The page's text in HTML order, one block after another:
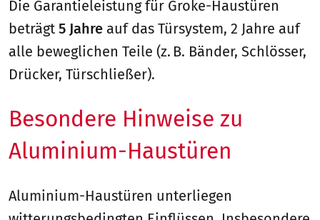
Die Garantieleistung für Groke-Haustüren
beträgt 5 Jahre auf das Türsystem, 2 Jahre auf
alle beweglichen Teile (z. B. Bänder, Schlösser,
Drücker, Türschließer).
Besondere Hinweise zu
Aluminium-Haustüren
Aluminium-Haustüren unterliegen